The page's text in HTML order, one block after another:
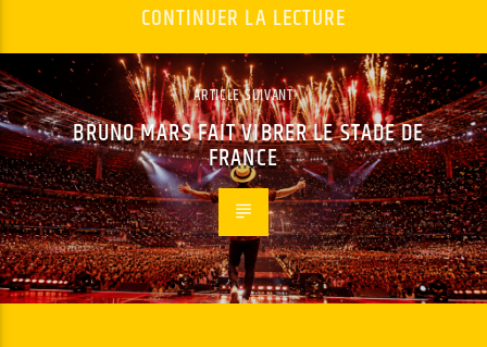
CONTINUER LA LECTURE
ARTICLE SUIVANT
BRUNO MARS FAIT VIBRER LE STADE DE
FRANCE